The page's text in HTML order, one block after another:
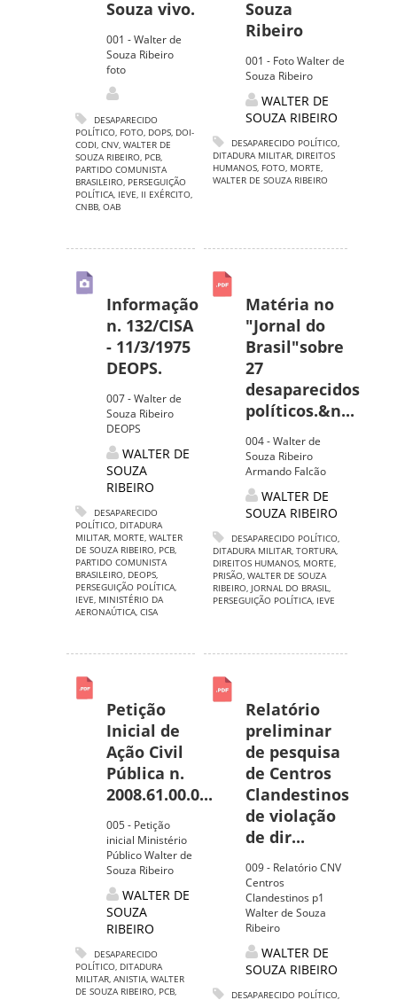
Souza vivo.
001 - Walter de
Souza Ribeiro
foto
DESAPARECIDO
POLÍTICO, FOTO, DOPS, DOI-
CODI, CNV, WALTER DE
SOUZA RIBEIRO, PCB,
PARTIDO COMUNISTA
BRASILEIRO, PERSEGUIÇÃO
POLÍTICA, IEVE, II EXÉRCITO,
CNBB, OAB
Souza
Ribeiro
001 - Foto Walter de
Souza Ribeiro
WALTER DE
SOUZA RIBEIRO
DESAPARECIDO POLÍTICO,
DITADURA MILITAR, DIREITOS
HUMANOS, FOTO, MORTE,
WALTER DE SOUZA RIBEIRO
Informação
n. 132/CISA
- 11/3/1975
DEOPS.
007 - Walter de
Souza Ribeiro
DEOPS
WALTER DE
SOUZA
RIBEIRO
DESAPARECIDO
POLÍTICO, DITADURA
MILITAR, MORTE, WALTER
DE SOUZA RIBEIRO, PCB,
PARTIDO COMUNISTA
BRASILEIRO, DEOPS,
PERSEGUIÇÃO POLÍTICA,
IEVE, MINISTÉRIO DA
AERONAÚTICA, CISA
Matéria no
"Jornal do
Brasil"sobre
27
desaparecidos
políticos.&n...
004 - Walter de
Souza Ribeiro
Armando Falcão
WALTER DE
SOUZA RIBEIRO
DESAPARECIDO POLÍTICO,
DITADURA MILITAR, TORTURA,
DIREITOS HUMANOS, MORTE,
PRISÃO, WALTER DE SOUZA
RIBEIRO, JORNAL DO BRASIL,
PERSEGUIÇÃO POLÍTICA, IEVE
Petição
Inicial de
Ação Civil
Pública n.
2008.61.00.0...
005 - Petição
inicial Ministério
Público Walter de
Souza Ribeiro
WALTER DE
SOUZA
RIBEIRO
DESAPARECIDO
POLÍTICO, DITADURA
MILITAR, ANISTIA, WALTER
DE SOUZA RIBEIRO, PCB,
Relatório
preliminar
de pesquisa
de Centros
Clandestinos
de violação
de dir...
009 - Relatório CNV
Centros
Clandestinos p1
Walter de Souza
Ribeiro
WALTER DE
SOUZA RIBEIRO
DESAPARECIDO POLÍTICO,